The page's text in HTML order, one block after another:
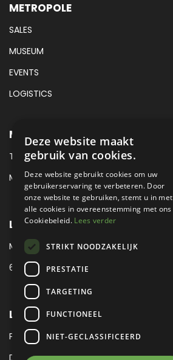
METROPOLE
SALES
MUSEUM
EVENTS
LOGISTICS
METROPOLE SALES CONTACT
TEL:+31 (0) 88 425 94 00
MAIL:SALES@METROPOLE.NL
LOCATIE
MEUBELLAAN 1 / VIA ENZO FERRARI
6651 KV DRUTEN / THE NETHERLANDS
LEGAL
PRIVACY VERKLARING
Deze website maakt
gebruik van cookies.
Deze website gebruikt cookies om uw
gebruikerservaring te verbeteren. Door
onze website te gebruiken, stemt u in met
alle cookies in overeenstemming met ons
Cookiebeleid. Lees verder
STRIKT NOODZAKELIJK
PRESTATIE
TARGETING
FUNCTIONEEL
NIET-GECLASSIFICEERD